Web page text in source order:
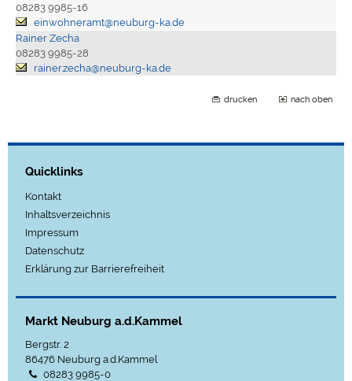
08283 9985-16
einwohneramt@neuburg-ka.de
Rainer Zecha
08283 9985-28
rainer.zecha@neuburg-ka.de
drucken nach oben
Quicklinks
Kontakt
Inhaltsverzeichnis
Impressum
Datenschutz
Erklärung zur Barrierefreiheit
Markt Neuburg a.d.Kammel
Bergstr. 2
86476 Neuburg a.d.Kammel
08283 9985-0